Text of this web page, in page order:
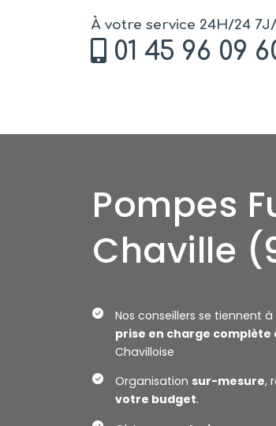
À votre service 24H/24
01 45 96 09
Pompes
Chaville
Nos conseillers se tiennent
prise en charge
Chavilloise
Organisation sur-mesure,
votre budget.